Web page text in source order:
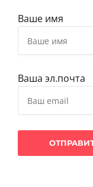
Ваше имя
Ваша эл.почта